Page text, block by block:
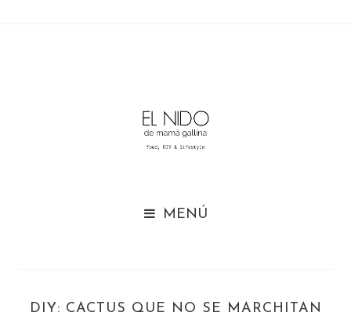

DIY: CACTUS QUE NO SE MARCHITAN